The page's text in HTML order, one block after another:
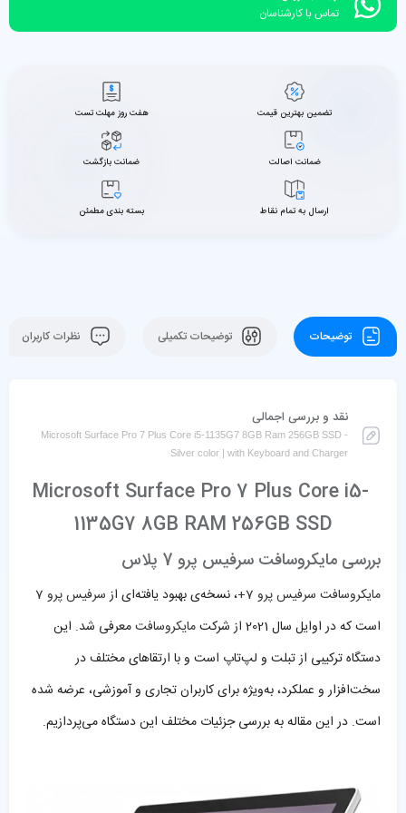
تماس با کارشناسان
تضمین بهترین قیمت هفت روز مهلت تست
ضمانت اصالت ضمانت بازگشت
ارسال به تمام نقاط بسته بندی مطمئن
توضیحات توضیحات تکمیلی نظرات کاربران
نقد و بررسی اجمالی
Microsoft Surface Pro 7 Plus Core i5-1135G7 8GB Ram 256GB SSD -
Silver color | with Keyboard and Charger
Microsoft Surface Pro 7 Plus Core i5-
1135G7 8GB RAM 256GB SSD
بررسی مایکروسافت سرفیس پرو 7 پلاس
مایکروسافت سرفیس پرو 7+ ، نسخه‌ی بهبود یافته‌ای از سرفیس پرو 7
است که در اوایل سال 2021 از شرکت
مایکروسافتمعرفی شد. این
دستگاه ترکیبی از تبلت و لپ‌تاپ است و با ارتقاهای مختلف در
سخت‌افزار و عملکرد، به‌ویژه برای کاربران تجاری و آموزشی، عرضه شده
است. در این مقاله به بررسی جزئیات مختلف این دستگاه می‌پردازیم.